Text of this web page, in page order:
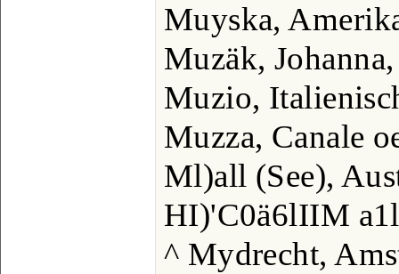
Muyska,
Muzäk,
Muzio,
Muzza, Canale
Ml)all (See),
HI)'C0ä6lIIM
^ Mydrecht,